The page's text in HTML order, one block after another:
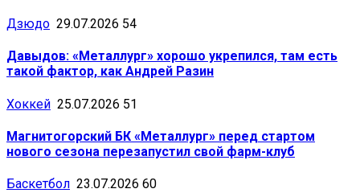
Дзюдо 29.07.2026 54
Давыдов: «Металлург» хорошо укрепился, там есть
такой фактор, как Андрей Разин
Хоккей 25.07.2026 51
Магнитогорский БК «Металлург» перед стартом
нового сезона перезапустил свой фарм-клуб
Баскетбол 23.07.2026 60